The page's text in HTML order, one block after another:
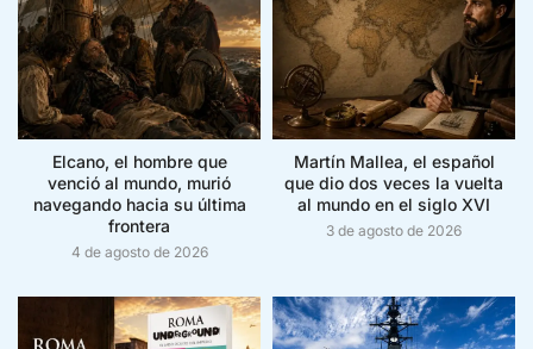
Elcano, el hombre que
venció al mundo, murió
navegando hacia su última
frontera
4 de agosto de 2026
Martín Mallea, el español
que dio dos veces la vuelta
al mundo en el siglo XVI
3 de agosto de 2026